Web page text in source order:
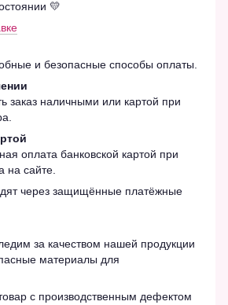
💛
и безопасные способы оплаты.
заказ наличными или картой при
оплата банковской картой при
на сайте.
через защищённые платёжные
за качеством нашей продукции
материалы для
с производственным дефектом